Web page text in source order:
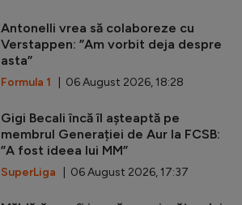
Antonelli vrea să colaboreze cu
Verstappen: ”Am vorbit deja despre
asta”
Formula 1 | 06 August 2026, 18:28
Gigi Becali încă îl așteaptă pe
membrul Generației de Aur la FCSB:
”A fost ideea lui MM”
SuperLiga | 06 August 2026, 17:37